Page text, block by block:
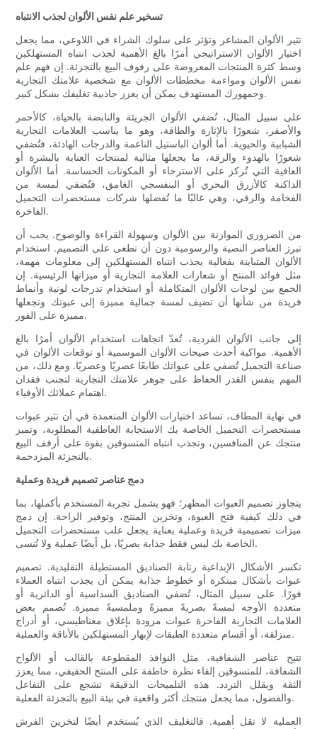
تسخير علم نفس الألوان لجذب الانتباه
تثير الألوان المشاعر وتؤثر على سلوك الشراء في اللاوعي، مما يجعل
اختيار الألوان الاستراتيجي أمرًا بالغ الأهمية لجذب انتباه المستهلكين
وسط كثرة المنتجات المعروضة على رفوف البيع بالتجزئة. إن فهم علم
نفس الألوان ومواءمة مخططات الألوان مع شخصية علامتك التجارية
وجمهورك المستهدف يمكن أن يعزز جاذبية تغليفك بشكل كبير.
على سبيل المثال، تُضفي الألوان الجريئة والنابضة بالحياة، كالأحمر
والأصفر، شعورًا بالإثارة والطاقة، وهو ما يناسب العلامات التجارية
الشبابية والحيوية. أما ألوان الباستيل الناعمة والدرجات الهادئة، فتُضفي
شعورًا بالهدوء والرقة، ما يجعلها مثالية لمنتجات العناية بالبشرة أو
العافية التي تُركز على الاسترخاء أو المكونات الحساسة. أما الألوان
الداكنة كالأزرق البحري أو البنفسجي الغامق، فتُضفي لمسة من
الفخامة والرقي، وهي غالبًا ما تُفضلها شركات مستحضرات التجميل
الفاخرة.
من الضروري الموازنة بين الألوان وسهولة القراءة والوضوح. يجب أن
تبرز العناصر النصية والرسومية دون أن تطغى على التصميم. استخدام
الألوان المتباينة بفعالية يجذب انتباه المستهلكين إلى معلومات مهمة،
مثل فوائد المنتج أو شعارات العلامة التجارية أو ميزاتها الرئيسية. إن
الجمع بين لوحات الألوان المتكاملة أو استخدام تدرجات لونية وأنماط
فريدة من شأنها أن تضيف لمسة جمالية مميزة إلى عبوتك وتجعلها
مميزة على الفور.
إلى جانب الألوان الفردية، تُعدّ اتجاهات استخدام الألوان أمرًا بالغ
الأهمية. مواكبة أحدث صيحات الألوان الموسمية أو توقعات الألوان في
صناعة التجميل تُضفي على عبواتك طابعًا عصريًا وعصريًا. ومع ذلك، من
المهم بنفس القدر الحفاظ على جوهر علامتك التجارية لتجنب فقدان
اهتمام عملائك الأوفياء.
في نهاية المطاف، تساعد اختيارات الألوان المتعمدة في أن تثير عبوات
مستحضرات التجميل الخاصة بك الاستجابة العاطفية المطلوبة، وتميز
منتجك عن المنافسين، وتجذب انتباه المتسوقين بقوة على أرفف البيع
بالتجزئة المزدحمة.
دمج عناصر تصميم فريدة وعملية
يتجاوز تصميم العبوات المظهر؛ فهو يشمل تجربة المستخدم بأكملها، بما
في ذلك كيفية فتح العبوة، وتخزين المنتج، وتوفير الراحة. إن دمج
ميزات تصميمية فريدة وعملية بعناية يجعل علب مستحضرات التجميل
الخاصة بك ليس فقط جذابة بصريًا، بل أيضًا عملية ولا تُنسى.
تكسر الأشكال الإبداعية رتابة الصناديق المستطيلة التقليدية. تصميم
عبوات بأشكال مبتكرة أو خطوط جذابة يمكن أن يجذب انتباه العملاء
فورًا. على سبيل المثال، تُضفي الصناديق السداسية أو الدائرية أو
متعددة الأوجه لمسةً بصريةً مميزةً وملمسيةً مميزة. تُصمم بعض
العلامات التجارية الفاخرة عبوات مزودة بإغلاق مغناطيسي، أو أدراج
منزلقة، أو أقسام متعددة الطبقات لإبهار المستهلكين بالأناقة والعملية.
تتيح عناصر الشفافية، مثل النوافذ المقطوعة بالقالب أو الألواح
الشفافة، للمتسوقين إلقاء نظرة خاطفة على المنتج الحقيقي، مما يعزز
الثقة ويقلل التردد. هذه التلميحات الدقيقة تشجع على التفاعل
والفضول، مما يجعل منتجك أكثر واقعية في بيئة البيع بالتجزئة الفعلية.
العملية لا تقل أهمية. فالتغليف الذي يُستخدم أيضًا لتخزين الفرش